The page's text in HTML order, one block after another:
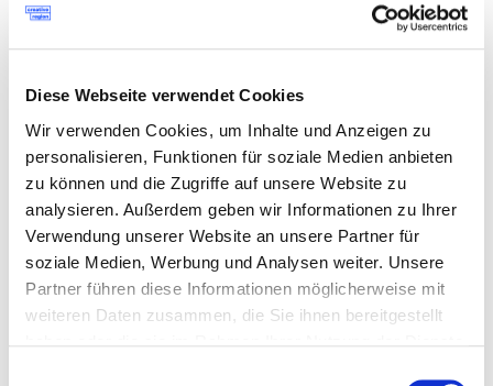
Diese Webseite verwendet Cookies
Wir verwenden Cookies, um Inhalte und Anzeigen zu
personalisieren, Funktionen für soziale Medien anbieten
zu können und die Zugriffe auf unsere Website zu
analysieren. Außerdem geben wir Informationen zu Ihrer
Verwendung unserer Website an unsere Partner für
soziale Medien, Werbung und Analysen weiter. Unsere
Partner führen diese Informationen möglicherweise mit
weiteren Daten zusammen, die Sie ihnen bereitgestellt
Jahre, also 1. März 2019 bis 28. Februar 2022,
Österreich entstanden sind. Arbeiten, die lediglich
für Österreich adaptiert wurden, sind nicht
zugelassen.
Die eingereichten Arbeiten müssen im Auftrag
eines Auftraggebers veröffentlicht worden sein.
Davon ausgenommen sind Arbeiten für den
Eigenbedarf sowie Einreichungen in der Kategorie
Student of the Year.